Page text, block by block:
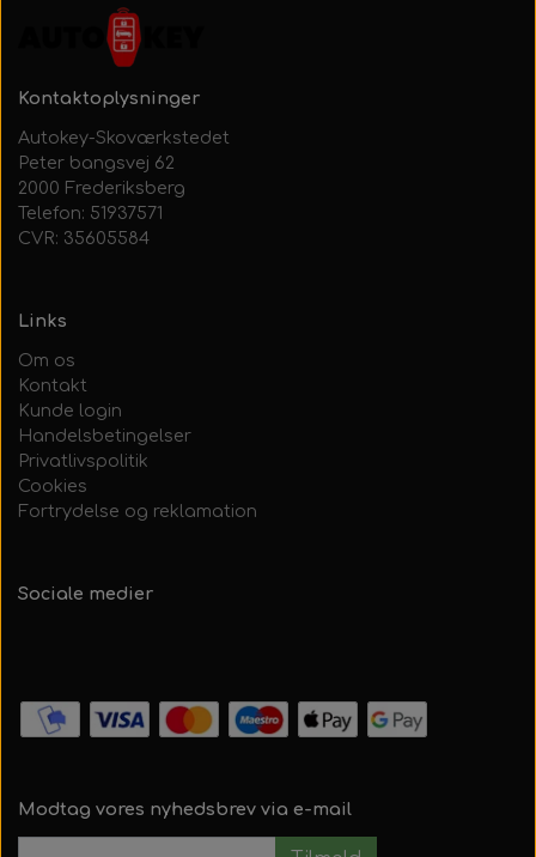
Kontaktoplysninger
Autokey-Skoværkstedet
Peter bangsvej 62
2000 Frederiksberg
Telefon: 51937571
CVR: 35605584
Links
Om os
Kontakt
Kunde login
Handelsbetingelser
Privatlivspolitik
Cookies
Fortrydelse og reklamation
Sociale medier
Modtag vores nyhedsbrev via e-mail